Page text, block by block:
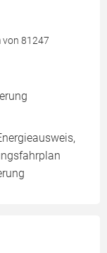
von 81247